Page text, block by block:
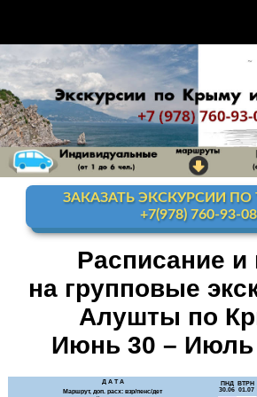
Расписание и цены на
Индивидуальные
Видео канал
Ай-Петри
Алупка + Ай-
Алупка Воронцовский
ЗАКАЗАТЬ ЭКСКУРСИИ ПО
+7(978) 760-93-08
Расписание и
на групповые
Алушты по
Июнь 30 – Июль